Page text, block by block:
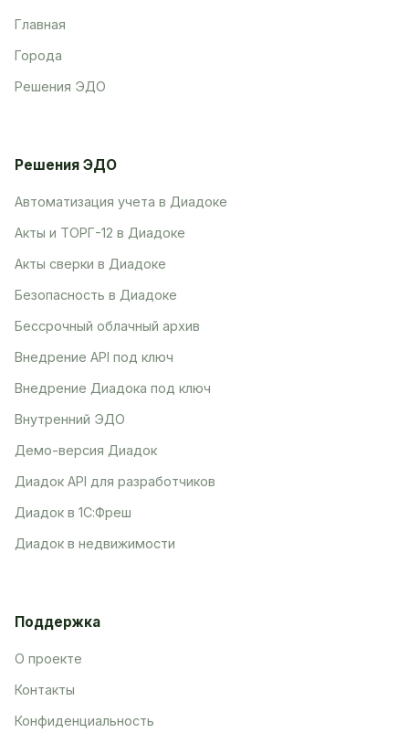
Главная
Города
Решения ЭДО
Решения ЭДО
Автоматизация учета в Диадоке
Акты и ТОРГ-12 в Диадоке
Акты сверки в Диадоке
Безопасность в Диадоке
Бессрочный облачный архив
Внедрение API под ключ
Внедрение Диадока под ключ
Внутренний ЭДО
Демо-версия Диадок
Диадок API для разработчиков
Диадок в 1С:Фреш
Диадок в недвижимости
Поддержка
О проекте
Контакты
Конфиденциальность